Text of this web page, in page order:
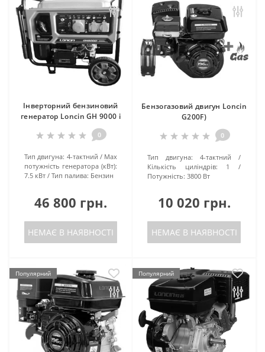
Інверторний бензиновий
генератор Loncin GH 9000 i
0
Тип двигуна: 4-тактний
Маx
потужність генератора (кВт):
7.5 кВт
Тип палива: Бензин
46 800 грн.
НЕМАЄ В НАЯВНОСТІ
Бензогазовий двигун Loncin
G200F)
0
Тип двигуна:
4-тактний
Кількість циліндрів:
1
Потужність: 3800 Вт
10 020 грн.
НЕМАЄ В НАЯВНОСТІ
Популярний Популярний